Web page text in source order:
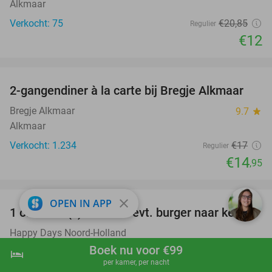
shopping_cart Boek nu
hotel Boek nu voor €99
per kamer, per nacht
Alkmaar
Verkocht: 75
Regulier €20,85
€12
12%
2-gangendiner à la carte bij Bregje Alkmaar
Bregje Alkmaar 9.7 star
Alkmaar
Verkocht: 1.234
Regulier €17
€14,95
19%
1 of 2 heat(s) karten + evt. burger naar keuze
Happy Days Noord-Holland
OPEN IN APP close